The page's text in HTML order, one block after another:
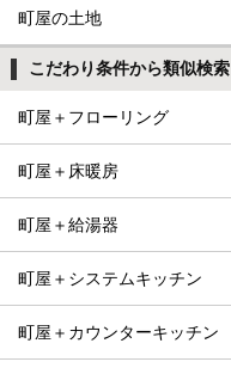
町屋の土地
こだわり条件から類似検索
町屋＋フローリング
町屋＋床暖房
町屋＋給湯器
町屋＋システムキッチン
町屋＋カウンターキッチン